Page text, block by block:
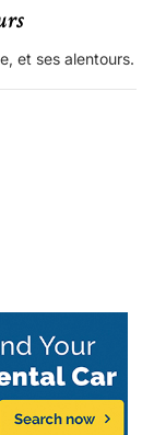
et ses alentours.